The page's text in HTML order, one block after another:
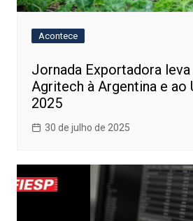
Acontece
Jornada Exportadora
Agritech à Argentina e ao
2025
30 de julho de 2025